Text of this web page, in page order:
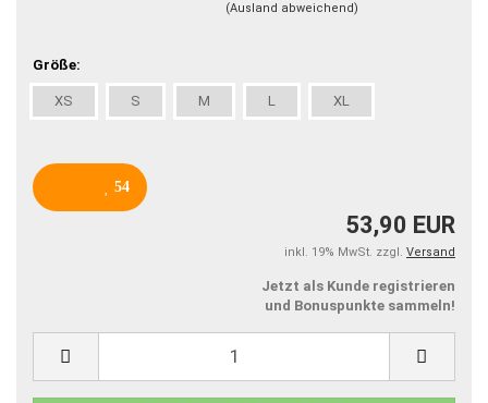
(Ausland abweichend)
Größe:
XS S M L XL
54
53,90 EUR
inkl. 19% MwSt. zzgl. Versand
Jetzt als Kunde registrieren
und Bonuspunkte sammeln!